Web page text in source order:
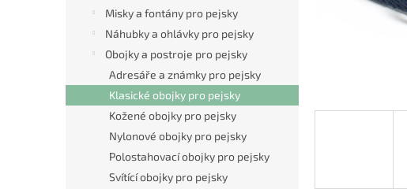
Misky a fontány pro pejsky
Náhubky a ohlávky pro pejsky
Obojky a postroje pro pejsky
Adresáře a známky pro pejsky
Klasické obojky pro pejsky
Kožené obojky pro pejsky
Nylonové obojky pro pejsky
Polostahovací obojky pro pejsky
Svítící obojky pro pejsky